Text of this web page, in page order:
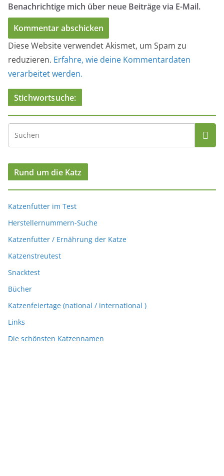
Benachrichtige mich über neue Beiträge via E-Mail.
Diese Website verwendet Akismet, um Spam zu
reduzieren. Erfahre, wie deine Kommentardaten
verarbeitet werden.
Stichwortsuche:
Rund um die Katz
Katzenfutter im Test
Herstellernummern-Suche
Katzenfutter / Ernährung der Katze
Katzenstreutest
Snacktest
Bücher
Katzenfeiertage (national / international )
Links
Die schönsten Katzennamen